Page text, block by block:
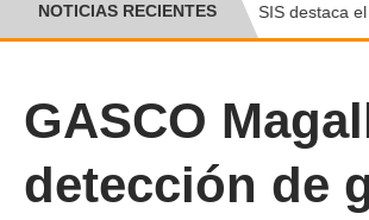
NOTICIAS RECIENTESFOSIS destaca el
GASCO
detección de